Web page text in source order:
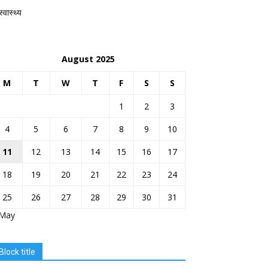
August 2025
M T W T F S S
1 2
3
4
5 6 7 8 9
10
11
12 13 14 15 16
17
18
19 20 21 22 23
24
25
26 27 28 29 30
31
title